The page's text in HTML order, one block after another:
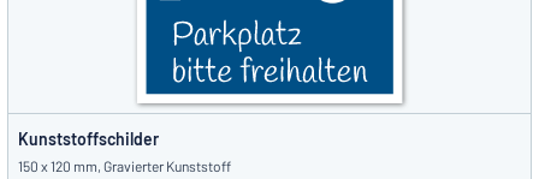
Kunststoffschilder
150 x 120 mm, Gravierter Kunststoff